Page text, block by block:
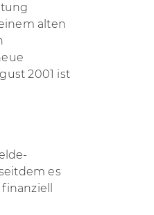
alten
2001 ist
es